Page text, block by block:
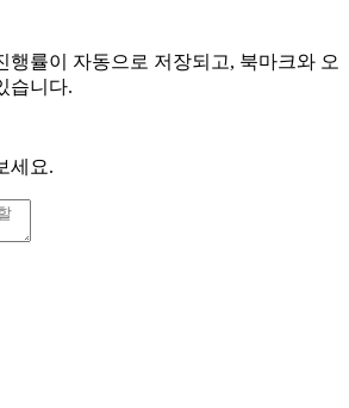
행률이 자동으로 저장되고, 북마크와 오
습니다.
세요.